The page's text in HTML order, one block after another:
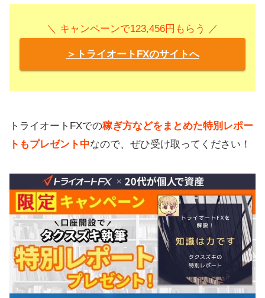
＼ キャンペーンで123,456円もらう ／
＞トライオートFXのサイトへ
トライオートFXでの稼ぎ方などをまとめた特別レポー
トもプレゼント中なので、ぜひ受け取ってください！